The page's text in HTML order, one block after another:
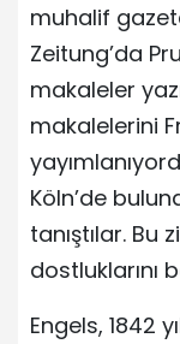
muhalif
Zeitung’da
makaleler
makalelerini
Köln’de
tanıştılar. Bu
dostluklarını
Engels, 1842